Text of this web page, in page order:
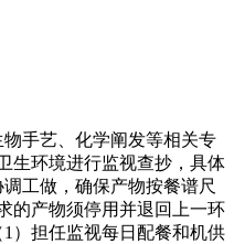
手艺、化学阐发等相关专
生环境进行监视查抄，具体
工做，确保产物按餐谱尺
的产物须停用并退回上一环
）担任监视每日配餐和机供